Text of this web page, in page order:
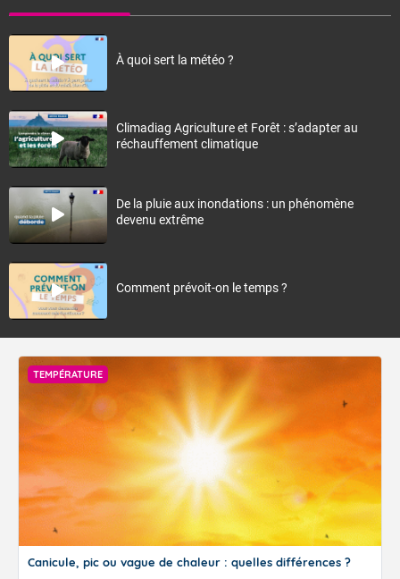
À quoi sert la météo ?
Climadiag Agriculture et Forêt : s’adapter au
réchauffement climatique
De la pluie aux inondations : un phénomène
devenu extrême
Comment prévoit-on le temps ?
TEMPÉRATURE
Canicule, pic ou vague de chaleur : quelles différences ?